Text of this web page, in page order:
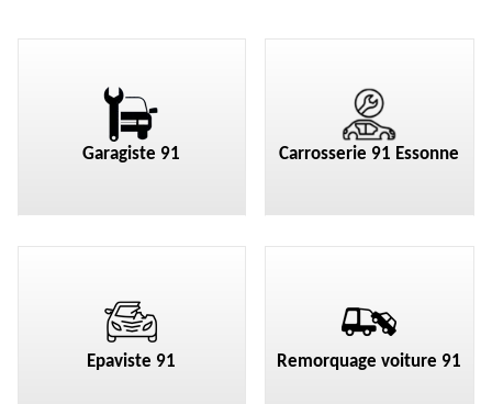
Garagiste 91 Carrosserie 91 Essonne
Epaviste 91 Remorquage voiture 91